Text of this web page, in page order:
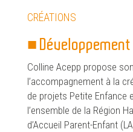
CRÉATIONS
■
Colline Acepp propose
l’accompagnement à la
de projets Petite Enfance
l’ensemble de la Région
d’Accueil Parent-Enfant